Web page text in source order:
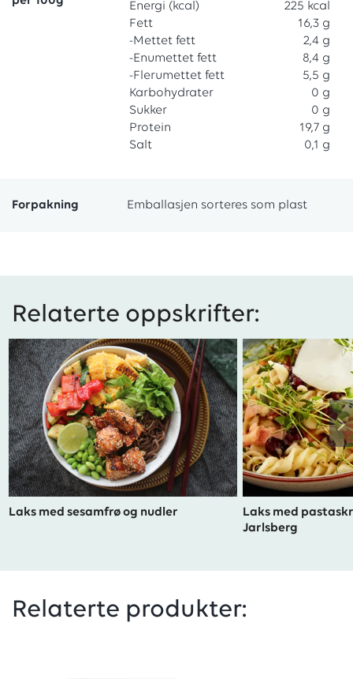
Energi (kcal)
225 kcal
Fett
16,3 g
-Mettet fett
2,4 g
-Enumettet fett
8,4 g
-Flerumettet fett
5,5 g
Karbohydrater
0 g
Sukker
0 g
Protein
19,7 g
Salt
0,1 g
Forpakning Emballasjen sorteres som plast
Relaterte oppskrifter:
Laks med sesamfrø og nudler
Laks med
Jarlsberg
Relaterte produkter: